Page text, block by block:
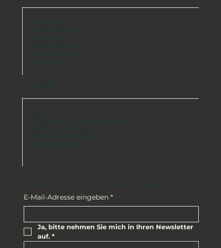
Day Spa
Treatments
Events
Membership
Gutscheine
Kontakt
LEGAL
AGB
Datenschutzerklärung
Refund Policy
Barrierefreiheit
Impressum
Beginnen Sie Ihre Reise. Melden Sie sich für Neuigkeiten an.
E-Mail-Adresse eingeben *
Ja, bitte nehmen Sie mich in Ihren Newsletter
auf. *